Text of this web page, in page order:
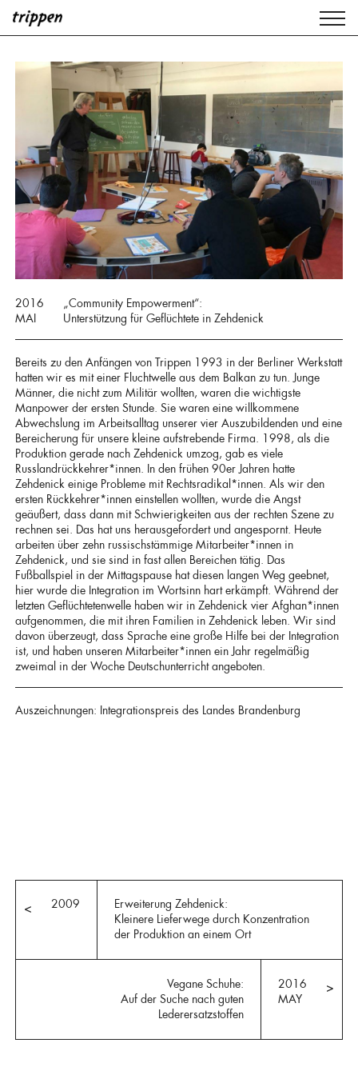
2016
MAI
„Community Empowerment“:
Unterstützung für Geflüchtete in Zehdenick
Bereits zu den Anfängen von Trippen 1993 in der Berliner Werkstatt
hatten wir es mit einer Fluchtwelle aus dem Balkan zu tun. Junge
Männer, die nicht zum Militär wollten, waren die wichtigste
Manpower der ersten Stunde. Sie waren eine willkommene
Abwechslung im Arbeitsalltag unserer vier Auszubildenden und eine
Bereicherung für unsere kleine aufstrebende Firma. 1998, als die
Produktion gerade nach Zehdenick umzog, gab es viele
Russlandrückkehrer*innen. In den frühen 90er Jahren hatte
Zehdenick einige Probleme mit Rechtsradikal*innen. Als wir den
ersten Rückkehrer*innen einstellen wollten, wurde die Angst
geäußert, dass dann mit Schwierigkeiten aus der rechten Szene zu
rechnen sei. Das hat uns herausgefordert und angespornt. Heute
arbeiten über zehn russischstämmige Mitarbeiter*innen in
Zehdenick, und sie sind in fast allen Bereichen tätig. Das
Fußballspiel in der Mittagspause hat diesen langen Weg geebnet,
hier wurde die Integration im Wortsinn hart erkämpft. Während der
letzten Geflüchtetenwelle haben wir in Zehdenick vier Afghan*innen
aufgenommen, die mit ihren Familien in Zehdenick leben. Wir sind
davon überzeugt, dass Sprache eine große Hilfe bei der Integration
ist, und haben unseren Mitarbeiter*innen ein Jahr regelmäßig
zweimal in der Woche Deutschunterricht angeboten.
Auszeichnungen: Integrationspreis des Landes Brandenburg
2009
<
Erweiterung Zehdenick:
Kleinere Lieferwege durch Konzentration
der Produktion an einem Ort
Vegane Schuhe:
Auf der Suche nach guten
Lederersatzstoffen
2016
MAY
>